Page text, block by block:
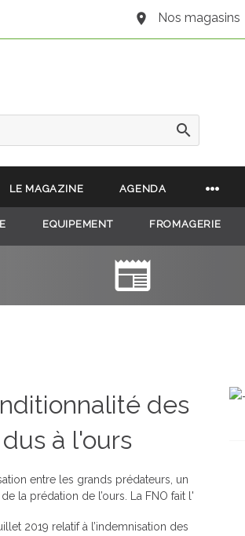
Nos magasins
LE MAGAZINE AGENDA
EQUIPEMENT FROMAGERIE
des
à l'ours
entre les grands prédateurs, un
la prédation de l’ours. La FNO fait l'
2019 relatif à l’indemnisation des